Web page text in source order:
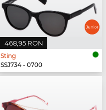
468,95 RON
Sting
SSJ734 - 0700